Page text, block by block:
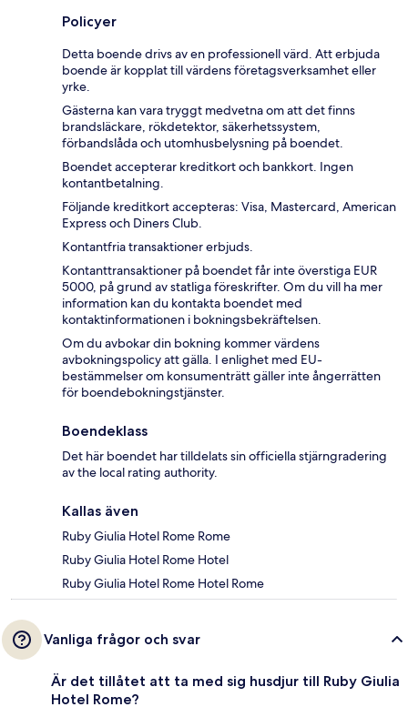
Policyer
Detta boende drivs av en professionell värd. Att erbjuda
boende är kopplat till värdens företagsverksamhet eller
yrke.
Gästerna kan vara tryggt medvetna om att det finns
brandsläckare, rökdetektor, säkerhetssystem,
förbandslåda och utomhusbelysning på boendet.
Boendet accepterar kreditkort och bankkort. Ingen
kontantbetalning.
Följande kreditkort accepteras: Visa, Mastercard, American
Express och Diners Club.
Kontantfria transaktioner erbjuds.
Kontanttransaktioner på boendet får inte överstiga EUR
5000, på grund av statliga föreskrifter. Om du vill ha mer
information kan du kontakta boendet med
kontaktinformationen i bokningsbekräftelsen.
Om du avbokar din bokning kommer värdens
avbokningspolicy att gälla. I enlighet med EU-
bestämmelser om konsumenträtt gäller inte ångerrätten
för boendebokningstjänster.
Boendeklass
Det här boendet har tilldelats sin officiella stjärngradering
av the local rating authority.
Kallas även
Ruby Giulia Hotel Rome Rome
Ruby Giulia Hotel Rome Hotel
Ruby Giulia Hotel Rome Hotel Rome
Vanliga frågor och svar
Är det tillåtet att ta med sig husdjur till Ruby Giulia
Hotel Rome?